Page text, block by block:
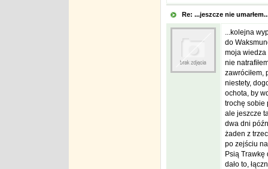
Re: ...jeszcze nie
...kolejna
do
moja wiedza
nie
zawróciłem,
niestety,
ochota, by
trochę sobie
ale jeszcze
dwa dni
żaden z
po zejściu
Psią Trawkę
dało to,